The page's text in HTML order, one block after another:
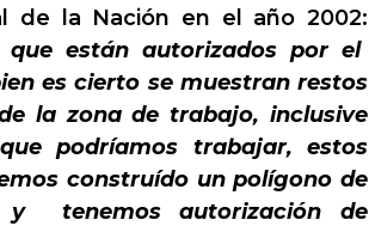
de la Nación en el año 2002:
que están autorizados por el
es cierto se muestran restos
la zona de trabajo, inclusive
podríamos trabajar, estos
construído un polígono de
tenemos autorización de